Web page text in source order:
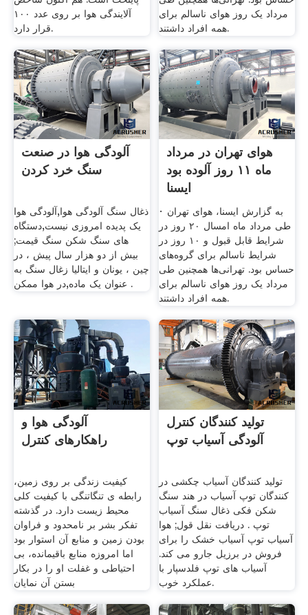
آلایندگی هوا بر روی عدد ۱۰۰
قرار دارد.
مرداد یک روز هوای ناسالم برای
همه افراد داشتند.
آلودگی هوا در صنعت
سنگ خرد کردن
ذغال سنگ آلودگی هوا,آلودگی هوا
یک پدیده امروزی نیست,دستگاه
های سنگ شکن سنگ قیمت;
بیش از دو هزار سال پیش ، در
چین ، یونان و ایتالیا زغال سنگ به
عنوان یک ماده,در هوا ممکن .
هوای تهران در مرداد
ماه ۱۱ روز آلوده بود
ایسنا
· به گزارش ایسنا، هوای تهران
طی مرداد ماه امسال ۲۰ روز در
شرایط قابل قبول و ۱۰ روز در
شرایط ناسالم برای گروه‌های
حساس بود. تهرانی‌ها همچنین طی
مرداد یک روز هوای ناسالم برای
همه افراد داشتند.
آلودگی هوا و
راهکارهای کنترل
کیفیت زندگی بر روی زمین،‌
رابطه ی تنگاتنگی با کیفیت کلی
محیط زیست دارد. در گذشته
تفکر بشر بر نامحدود و فراوان
بودن زمین و منابع آن استوار بود
اما امروزه منابع باقیمانده، بی
احتیاطی و غفلت او را در بکار
بستن آن نمایان
تولید کنندگان کنترل
آلودگی آسیاب توپ
تولید کنندگان آسیاب چکشی در
کنندگان توپ آسیاب در هند سنگ
شکن فکی ذغال سنگ آسیاب
توپ . دریافت نقل قول; هوا
آسیاب توپ آسیاب خشک را برای
فروش در برزیل جارو می کند.
آسیاب های توپ فلدسپار با
عملکرد خوب.